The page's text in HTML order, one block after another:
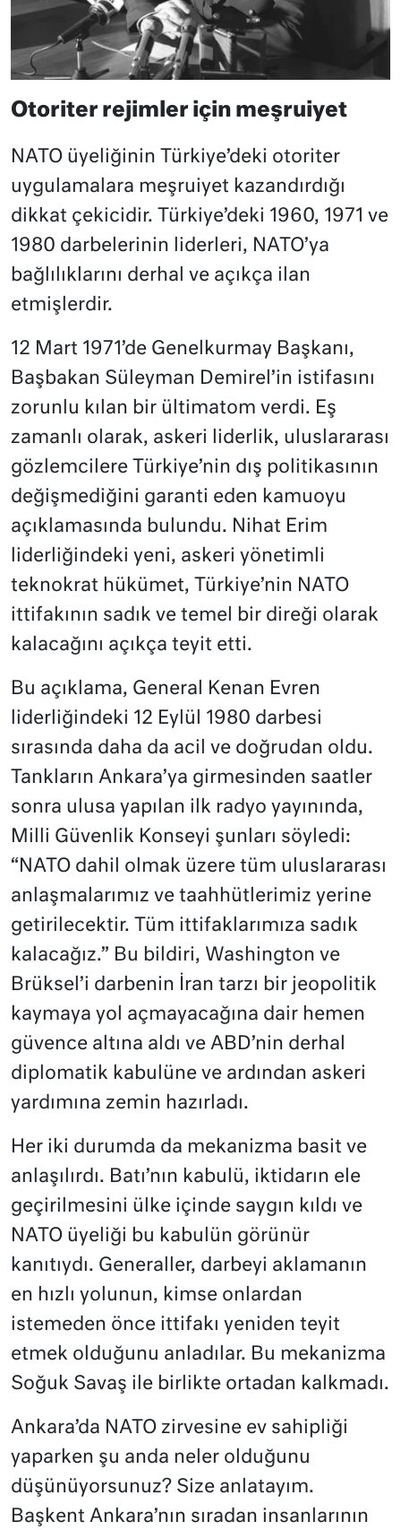
Otoriter rejimler için meşruiyet
NATO üyeliğinin Türkiye’deki otoriter
uygulamalara meşruiyet kazandırdığı
dikkat çekicidir. Türkiye’deki 1960, 1971 ve
1980 darbelerinin liderleri, NATO’ya
bağlılıklarını derhal ve açıkça ilan
etmişlerdir.
12 Mart 1971’de Genelkurmay Başkanı,
Başbakan Süleyman Demirel’in istifasını
zorunlu kılan bir ültimatom verdi. Eş
zamanlı olarak, askeri liderlik, uluslararası
gözlemcilere Türkiye’nin dış politikasının
değişmediğini garanti eden kamuoyu
açıklamasında bulundu. Nihat Erim
liderliğindeki yeni, askeri yönetimli
teknokrat hükümet, Türkiye’nin NATO
ittifakının sadık ve temel bir direği olarak
kalacağını açıkça teyit etti.
Bu açıklama, General Kenan Evren
liderliğindeki 12 Eylül 1980 darbesi
sırasında daha da acil ve doğrudan oldu.
Tankların Ankara’ya girmesinden saatler
sonra ulusa yapılan ilk radyo yayınında,
Milli Güvenlik Konseyi şunları söyledi:
“NATO dahil olmak üzere tüm uluslararası
anlaşmalarımız ve taahhütlerimiz yerine
getirilecektir. Tüm ittifaklarımıza sadık
kalacağız.” Bu bildiri, Washington ve
Brüksel’i darbenin İran tarzı bir jeopolitik
kaymaya yol açmayacağına dair hemen
güvence altına aldı ve ABD’nin derhal
diplomatik kabulüne ve ardından askeri
yardımına zemin hazırladı.
Her iki durumda da mekanizma basit ve
anlaşılırdı. Batı’nın kabulü, iktidarın ele
geçirilmesini ülke içinde saygın kıldı ve
NATO üyeliği bu kabulün görünür
kanıtıydı. Generaller, darbeyi aklamanın
en hızlı yolunun, kimse onlardan
istemeden önce ittifakı yeniden teyit
etmek olduğunu anladılar. Bu mekanizma
Soğuk Savaş ile birlikte ortadan kalkmadı.
Ankara’da NATO zirvesine ev sahipliği
yaparken şu anda neler olduğunu
düşünüyorsunuz? Size anlatayım.
Başkent Ankara’nın sıradan insanlarının